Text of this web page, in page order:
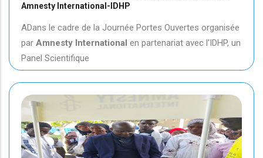
Amnesty International-IDHP
ADans le cadre de la Journée Portes Ouvertes organisée
par Amnesty International en partenariat avec l'IDHP, un
Panel Scientifique